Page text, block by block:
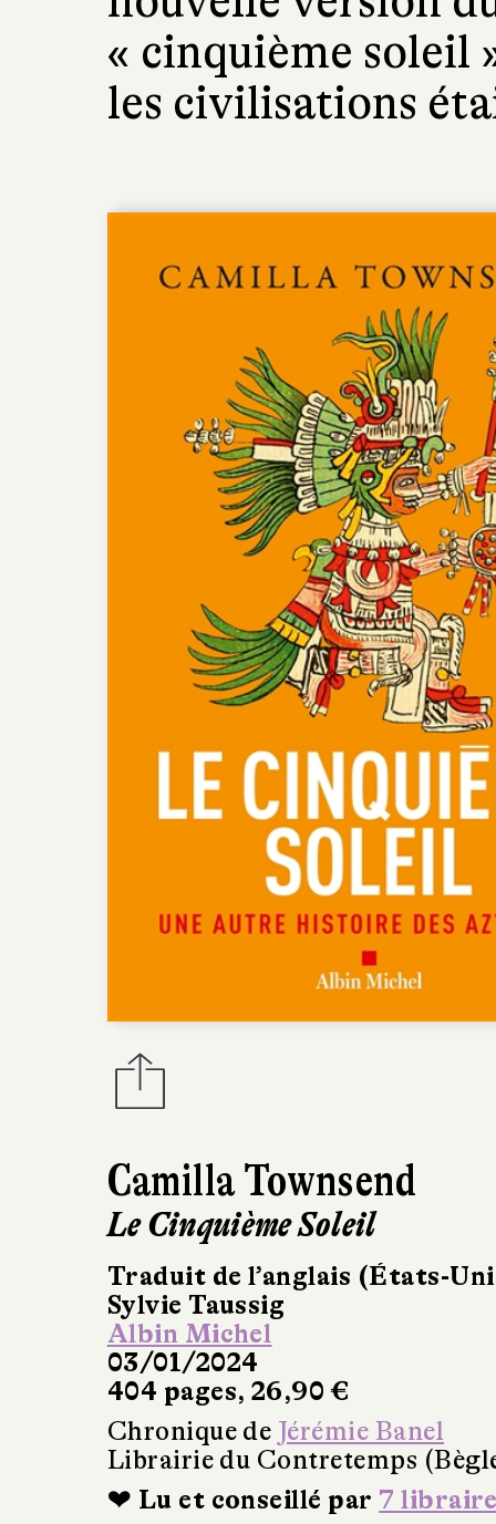
Camilla Townsend
Le Cinquième Soleil
Traduit de l’anglais (États-
Sylvie Taussig
Albin Michel
03/01/2024
404 pages, 26,90 €
Chronique de Jérémie Banel
Librairie du Contretemps
❤ Lu et conseillé par 7
« cinquième soleil
les civilisations